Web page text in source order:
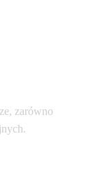
zarówno